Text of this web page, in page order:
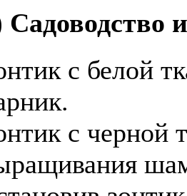
Садоводство
с белой
с черной